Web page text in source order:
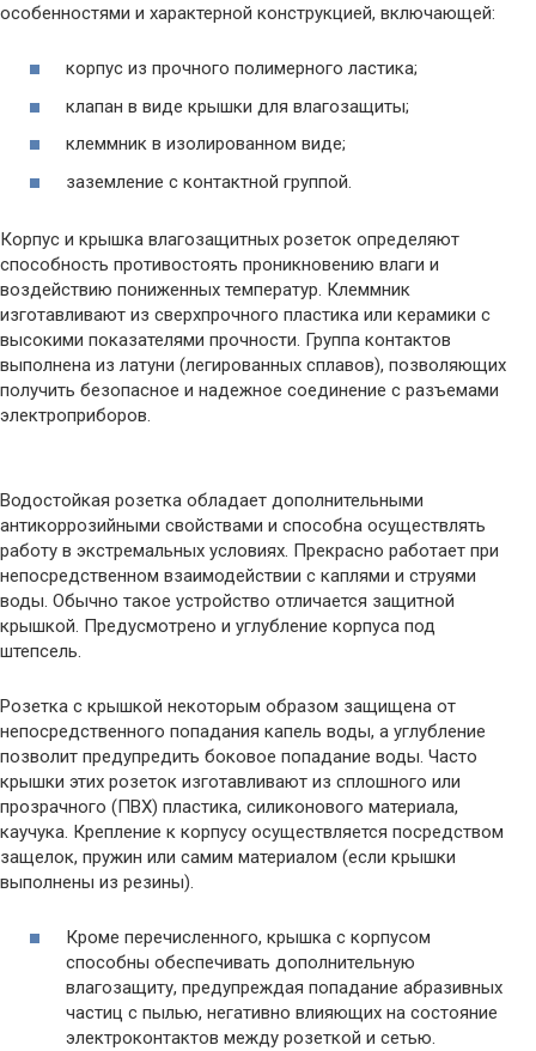
особенностями и характерной конструкцией, включающей:
корпус из прочного полимерного ластика;
клапан в виде крышки для влагозащиты;
клеммник в изолированном виде;
заземление с контактной группой.
Корпус и крышка влагозащитных розеток определяют
способность противостоять проникновению влаги и
воздействию пониженных температур. Клеммник
изготавливают из сверхпрочного пластика или керамики с
высокими показателями прочности. Группа контактов
выполнена из латуни (легированных сплавов), позволяющих
получить безопасное и надежное соединение с разъемами
электроприборов.
Водостойкая розетка обладает дополнительными
антикоррозийными свойствами и способна осуществлять
работу в экстремальных условиях. Прекрасно работает при
непосредственном взаимодействии с каплями и струями
воды. Обычно такое устройство отличается защитной
крышкой. Предусмотрено и углубление корпуса под
штепсель.
Розетка с крышкой некоторым образом защищена от
непосредственного попадания капель воды, а углубление
позволит предупредить боковое попадание воды. Часто
крышки этих розеток изготавливают из сплошного или
прозрачного (ПВХ) пластика, силиконового материала,
каучука. Крепление к корпусу осуществляется посредством
защелок, пружин или самим материалом (если крышки
выполнены из резины).
Кроме перечисленного, крышка с корпусом
способны обеспечивать дополнительную
влагозащиту, предупреждая попадание абразивных
частиц с пылью, негативно влияющих на состояние
электроконтактов между розеткой и сетью.